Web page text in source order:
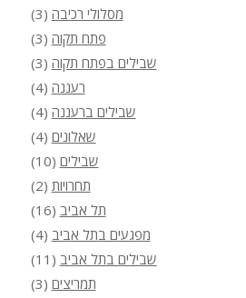
מסלולי רכיבה (3)
פתח תקוה (3)
שבילים בפתח תקוה (3)
רעננה (4)
שבילים ברעננה (4)
שאלונים (4)
שבילים (10)
תחרויות (2)
תל אביב (16)
מפגעים בתל אביב (4)
שבילים בתל אביב (11)
תמריצים (3)